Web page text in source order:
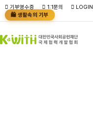
기부영수증 1:1문의 LOGIN
🛍️ 생활속의 기부